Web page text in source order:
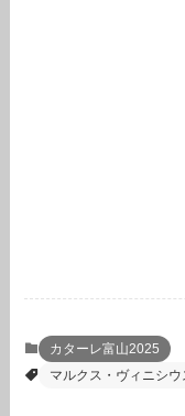
カターレ富山2025
マルクス・ヴィニシウ